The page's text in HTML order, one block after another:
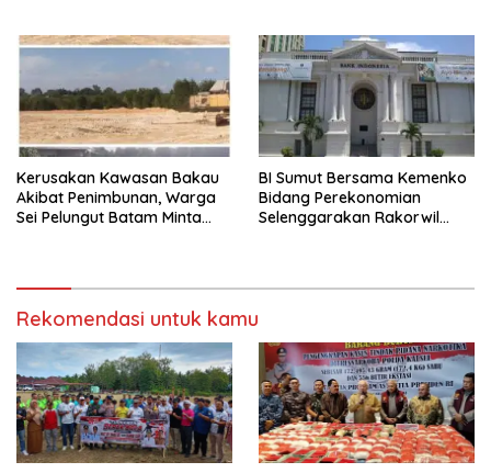
Kerusakan Kawasan Bakau
Akibat Penimbunan, Warga
Sei Pelungut Batam Minta
BI Sumut Bersama Kemenko
Bidang Perekonomian
Selenggarakan Rakorwil
Rekomendasi untuk kamu